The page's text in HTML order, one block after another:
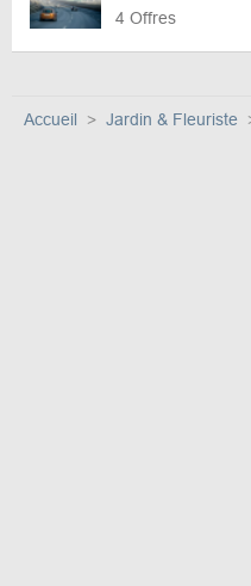
4 Offres
Accueil Jardin & Fleuriste